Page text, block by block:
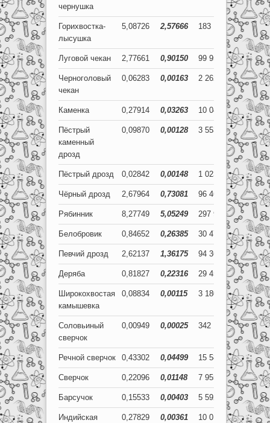
чернушка
Горихвостка-
лысушка
5,08726 2,57666 183 141 92 760
Луговой чекан 2,77661 0,90150 99 958 32 454
Черноголовый
чекан
0,06283 0,00163 2 262 59
Каменка 0,27914 0,03263 10 049 1 175
Пёстрый
каменный
дрозд
0,09870 0,00128 3 553 46
Пёстрый дрозд 0,02842 0,00148 1 023 53
Чёрный дрозд 2,67964 0,73081 96 467 26 309
Рябинник 8,27749 5,05249 297 990 181 890
Белобровик 0,84652 0,26385 30 475 9 499
Певчий дрозд 2,62137 1,36175 94 369 49 023
Деряба 0,81827 0,22316 29 458 8 034
Широкохвостая
камышевка
0,08834 0,00115 3 180 41
Соловьиный
сверчок
0,00949 0,00025 342 9
Речной сверчок 0,43302 0,04499 15 589 1 620
Сверчок 0,22096 0,01148 7 955 413
Барсучок 0,15533 0,00403 5 592 145
Индийская
0,27829 0,00361 10 019 130